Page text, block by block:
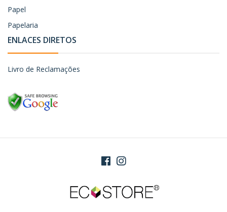
Papel
Papelaria
ENLACES DIRETOS
Livro de Reclamações